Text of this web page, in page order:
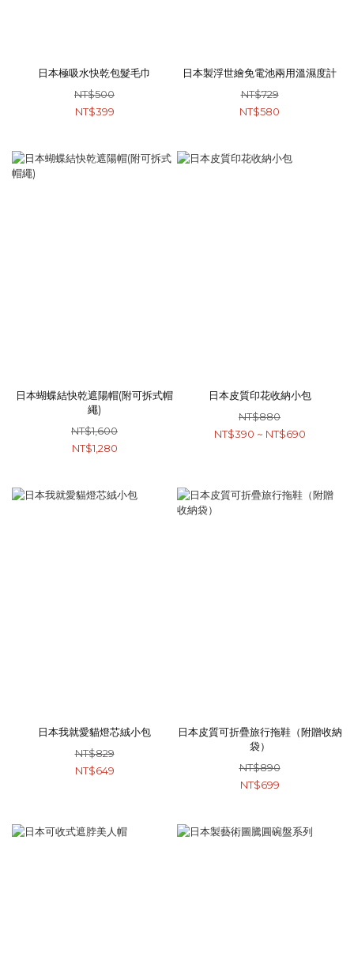
日本極吸水快乾包髮毛巾
NT$500
NT$399
日本製浮世繪免電池兩用溫濕度計
NT$729
NT$580
日本蝴蝶結快乾遮陽帽(附可拆式帽
繩)
NT$1,600
NT$1,280
日本皮質印花收納小包
NT$880
NT$390 ~ NT$690
日本我就愛貓燈芯絨小包
NT$829
NT$649
日本皮質可折疊旅行拖鞋（附贈收納
袋）
NT$890
NT$699